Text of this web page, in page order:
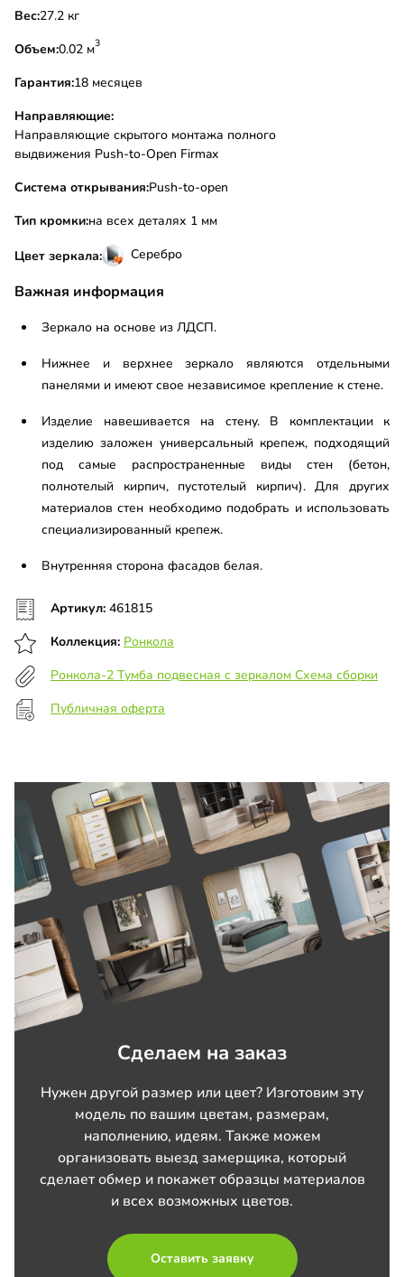
Вес:
27.2 кг
Объем:
0.02 м3
Гарантия:18 месяцев
Направляющие:
Направляющие скрытого монтажа полного
выдвижения Push-to-Open Firmax
Система открывания:Push-to-open
Тип кромки:на всех деталях 1 мм
Цвет зеркала: Серебро
Важная информация
Зеркало на основе из ЛДСП.
Нижнее и верхнее зеркало являются отдельными
панелями и имеют свое независимое крепление к стене.
Изделие навешивается на стену. В комплектации к
изделию заложен универсальный крепеж, подходящий
под самые распространенные виды стен (бетон,
полнотелый кирпич, пустотелый кирпич). Для других
материалов стен необходимо подобрать и использовать
специализированный крепеж.
Внутренняя сторона фасадов белая.
Артикул: 461815
Коллекция: Ронкола
Ронкола-2 Тумба подвесная с зеркалом Схема сборки
Публичная оферта
Сделаем на заказ
Нужен другой размер или цвет? Изготовим эту
модель по вашим цветам, размерам,
наполнению, идеям. Также можем
организовать выезд замерщика, который
сделает обмер и покажет образцы материалов
и всех возможных цветов.
Оставить заявку